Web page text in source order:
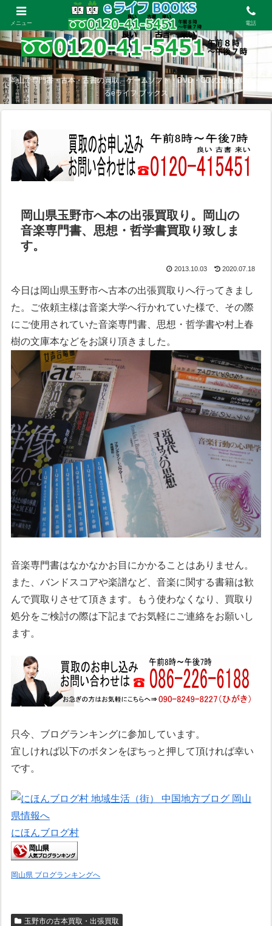
岡山で専門書・古本・古書の買取、ゲームソフト・DVD・CDの出張買取をす
るeライフ ブックス
岡山県玉野市へ本の出張買取り。岡山の
音楽専門書、思想・哲学書買取り致しま
す。
2013.10.03 2020.07.18
今日は岡山県玉野市へ古本の出張買取りへ行ってきまし
た。ご依頼主様は音楽大学へ行かれていた様で、その際
にご使用されていた音楽専門書、思想・哲学書や村上春
樹の文庫本などをお譲り頂きました。
音楽専門書はなかなかお目にかかることはありません。
また、バンドスコアや楽譜など、音楽に関する書籍は歓
んで買取りさせて頂きます。もう使わなくなり、買取り
処分をご検討の際は下記までお気軽にご連絡をお願いし
ます。
只今、ブログランキングに参加しています。
宜しければ以下のボタンをぽちっと押して頂ければ幸い
です。
にほんブログ村
岡山県 ブログランキングへ
玉野市の古本買取・出張買取
メニュー 電話